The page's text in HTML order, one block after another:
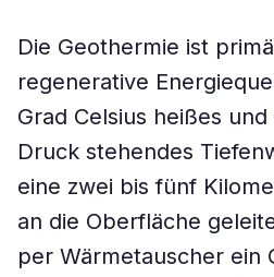
Die Geothermie ist
regenerative
Grad Celsius heißes
Druck stehendes
eine zwei bis fünf
an die Oberfläche
per Wärmetauscher ein